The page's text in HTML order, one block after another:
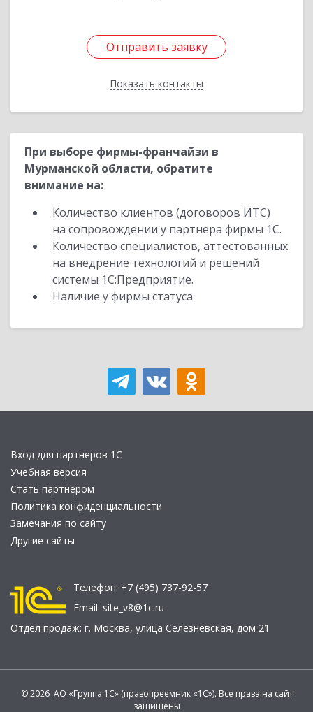
Отправить заявку
Показать контакты
Отправить заявку
Назад
При выборе фирмы-франчайзи в
Мурманской области, обратите
внимание на:
Количество клиентов (договоров ИТС)
на сопровождении у партнера фирмы 1С.
Количество специалистов, аттестованных
на внедрение технологий и решений
системы 1С:Предприятие.
Наличие у фирмы статуса
Вход для партнеров 1С
Учебная версия
Стать партнером
Политика конфиденциальности
Замечания по сайту
Другие сайты
Телефон: +7 (495) 737-92-57
Email: site_v8@1c.ru
Отдел продаж: г. Москва, улица Селезнёвская, дом 21
© 2026 АО «Группа 1С» (правопреемник «1С»). Все права на сайт
защищены